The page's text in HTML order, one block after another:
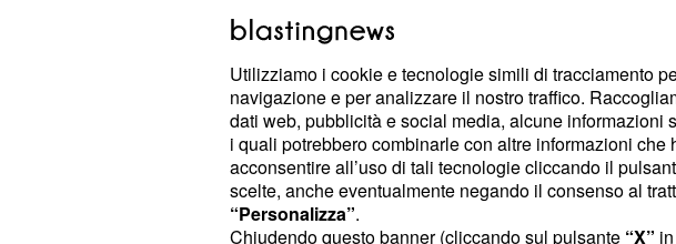
Secondo le previsioni, sono attesi rovesci e temporali,
anche di forte intensità a livello locale. I fenomeni
potrebbero svilupparsi rapidamente e con elevata
rendendo più complessa la previsione puntuale delle
maggiormente colpite.
Utilizziamo i cookie e tecnologie simili di tracciamento
navigazione e per analizzare il nostro traffico.
dati web, pubblicità e social media, alcune informazioni
i quali potrebbero combinarle con altre informazioni
acconsentire all’uso di tali tecnologie cliccando il
scelte, anche eventualmente negando il consenso al
“Personalizza”.
Chiudendo questo banner (cliccando sul pulsante “X”